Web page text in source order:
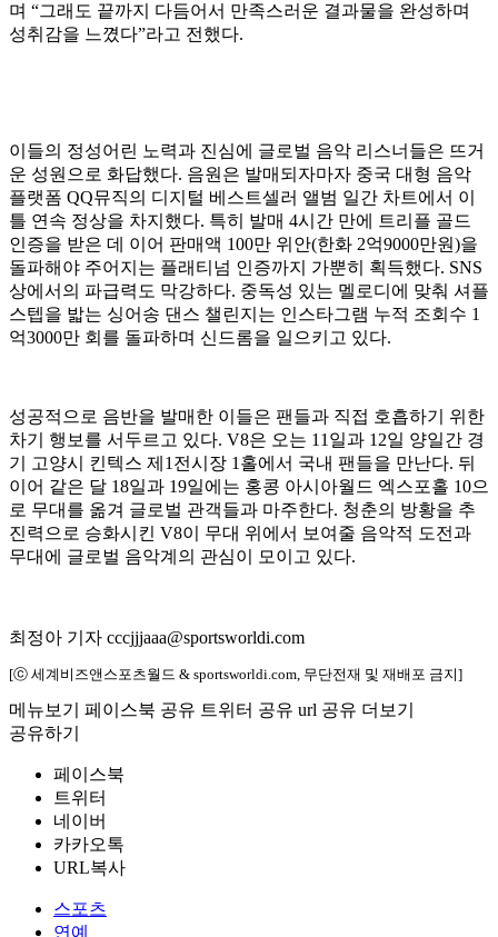
며 “그래도 끝까지 다듬어서 만족스러운 결과물을 완성하며
성취감을 느꼈다”라고 전했다.
이들의 정성어린 노력과 진심에 글로벌 음악 리스너들은 뜨거
운 성원으로 화답했다. 음원은 발매되자마자 중국 대형 음악
플랫폼 QQ뮤직의 디지털 베스트셀러 앨범 일간 차트에서 이
틀 연속 정상을 차지했다. 특히 발매 4시간 만에 트리플 골드
인증을 받은 데 이어 판매액 100만 위안(한화 2억9000만원)을
돌파해야 주어지는 플래티넘 인증까지 가뿐히 획득했다. SNS
상에서의 파급력도 막강하다. 중독성 있는 멜로디에 맞춰 셔플
스텝을 밟는 싱어송 댄스 챌린지는 인스타그램 누적 조회수 1
억3000만 회를 돌파하며 신드롬을 일으키고 있다.
성공적으로 음반을 발매한 이들은 팬들과 직접 호흡하기 위한
차기 행보를 서두르고 있다. V8은 오는 11일과 12일 양일간 경
기 고양시 킨텍스 제1전시장 1홀에서 국내 팬들을 만난다. 뒤
이어 같은 달 18일과 19일에는 홍콩 아시아월드 엑스포홀 10으
로 무대를 옮겨 글로벌 관객들과 마주한다. 청춘의 방황을 추
진력으로 승화시킨 V8이 무대 위에서 보여줄 음악적 도전과
무대에 글로벌 음악계의 관심이 모이고 있다.
최정아 기자 cccjjjaaa@sportsworldi.com
[ⓒ 세계비즈앤스포츠월드 & sportsworldi.com, 무단전재 및 재배포 금지]
메뉴보기 페이스북 공유 트위터 공유 url 공유 더보기
공유하기
페이스북
트위터
네이버
카카오톡
URL복사
스포츠
연예